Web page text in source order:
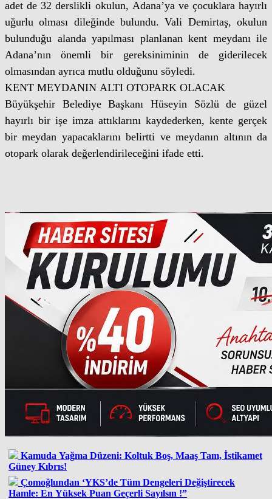
adet de 32 derslikli okulun, Adana’ya ve çocuklara hayırlı
uğurlu olması dileğinde bulundu. Vali Demirtaş, okulun
bulunduğu alanda yapılması planlanan kent meydanı ile
Adana’nın önemli bir gereksiniminin de giderilecek
olmasından ayrıca mutlu olduğunu söyledi.
KENT MEYDANIN ALTI OTOPARK OLACAK
Büyükşehir Belediye Başkanı Hüseyin Sözlü de güzel
hayırlı bir işe imza attıklarını kaydederken, kente gerçek
bir meydan yapacaklarını belirtti ve meydanın altının da
otopark olarak değerlendirileceğini ifade etti.
Kamuda Yağma Düzeni: Koltuk Boş, Maaş Tam, İstikamet
Güney Kıbrıs!
Çomoğlundan ‘YKS’de Tüm Dengeleri Değiştirecek
Hamle: En Yüksek Puan Geçerli Sayılsın !”